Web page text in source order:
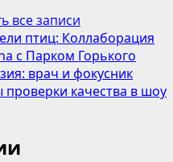
все записи
птиц: Коллаборация
с Парком Горького
врач и фокусник
качества в шоу